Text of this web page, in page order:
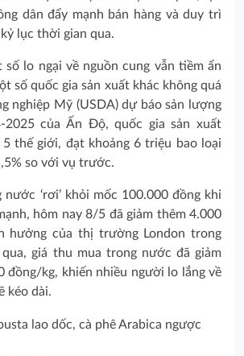
dân đẩy mạnh bán hàng và duy trì
lục thời gian qua.
số lo ngại về nguồn cung vẫn tiềm ẩn
số quốc gia sản xuất khác không quá
nghiệp Mỹ (USDA) dự báo sản lượng
2025 của Ấn Độ, quốc gia sản xuất
5 thế giới, đạt khoảng 6 triệu bao loại
so với vụ trước.
‘rơi’ khỏi mốc 100.000 đồng khi
hôm nay 8/5 đã giảm thêm 4.000
hưởng của thị trường London trong
qua, giá thu mua trong nước đã giảm
đồng/kg, khiến nhiều người lo lắng về
kéo dài.